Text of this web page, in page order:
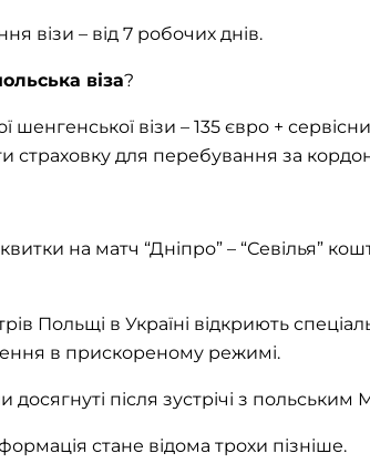
візи – від 7 робочих днів.
віза?
шенгенської візи – 135 євро +
страховку для перебування за
на матч “Дніпро” – “Севілья”
Польщі в Україні відкриють
в прискореному режимі.
досягнуті після зустрічі з польським
стане відома трохи пізніше.